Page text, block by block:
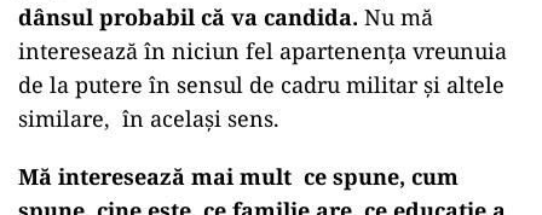
dânsul probabil că va candida. Nu mă
interesează în niciun fel apartenența vreunuia
de la putere în sensul de cadru militar și altele
similare, în același sens.
Mă interesează mai mult ce spune, cum